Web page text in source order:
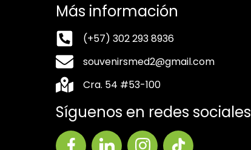
Más información
(+57) 302 293 8936
souvenirsmed2@gmail.com
Cra. 54 #53-100
Síguenos en redes sociales